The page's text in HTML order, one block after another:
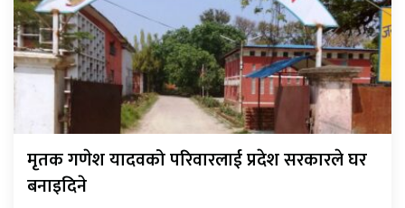
मृतक गणेश यादवको परिवारलाई प्रदेश सरकारले घर
बनाइदिने